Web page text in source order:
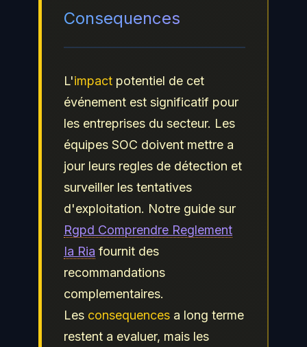
Consequences
L'impact potentiel de cet
événement est significatif pour
les entreprises du secteur. Les
équipes SOC doivent mettre a
jour leurs regles de détection et
surveiller les tentatives
d'exploitation. Notre guide sur
Rgpd Comprendre Reglement
Ia Ria fournit des
recommandations
complementaires.
Les consequences a long terme
restent a evaluer, mais les